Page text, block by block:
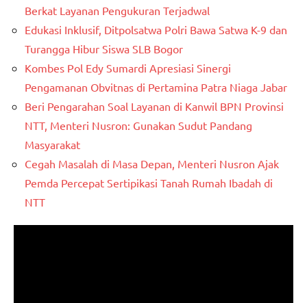
Berkat Layanan Pengukuran Terjadwal
Edukasi Inklusif, Ditpolsatwa Polri Bawa Satwa K-9 dan
Turangga Hibur Siswa SLB Bogor
Kombes Pol Edy Sumardi Apresiasi Sinergi
Pengamanan Obvitnas di Pertamina Patra Niaga Jabar
Beri Pengarahan Soal Layanan di Kanwil BPN Provinsi
NTT, Menteri Nusron: Gunakan Sudut Pandang
Masyarakat
Cegah Masalah di Masa Depan, Menteri Nusron Ajak
Pemda Percepat Sertipikasi Tanah Rumah Ibadah di
NTT